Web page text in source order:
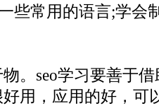
些常用的语言;学会
seo学习要善于借
用，应用的好，可